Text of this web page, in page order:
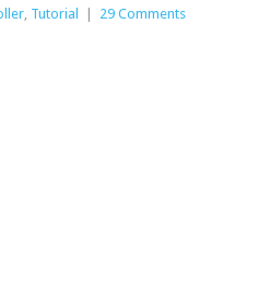
, Tutorial 29 Comments